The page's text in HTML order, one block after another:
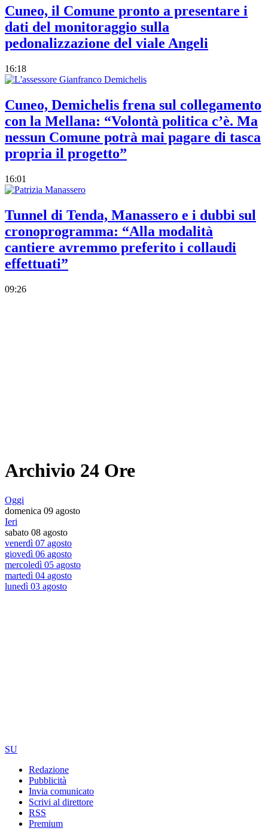
Cuneo, il Comune pronto a presentare i
dati del monitoraggio sulla
pedonalizzazione del viale Angeli
16:18
Cuneo, Demichelis frena sul collegamento
con la Mellana: “Volontà politica c’è. Ma
nessun Comune potrà mai pagare di tasca
propria il progetto”
16:01
Tunnel di Tenda, Manassero e i dubbi sul
cronoprogramma: “Alla modalità
cantiere avremmo preferito i collaudi
effettuati”
09:26
Archivio 24 Ore
Oggi
domenica 09 agosto
Ieri
sabato 08 agosto
venerdì 07 agosto
giovedì 06 agosto
mercoledì 05 agosto
martedì 04 agosto
lunedì 03 agosto
SU
Redazione
Pubblicità
Invia comunicato
Scrivi al direttore
RSS
Premium